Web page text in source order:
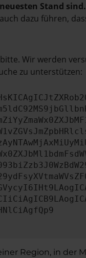
Stand sind.
dazu führen,
Wir werden
zu unterstützen:
Region, in der